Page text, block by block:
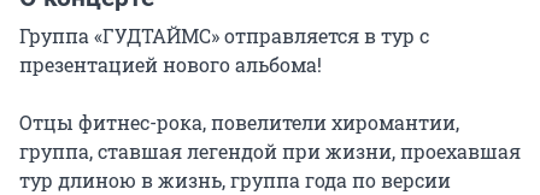
Группа «ГУДТАЙМС» отправляется в тур с
презентацией нового альбома!
Отцы фитнес-рока, повелители хиромантии,
группа, ставшая легендой при жизни, проехавшая
тур длиною в жизнь, группа года по версии